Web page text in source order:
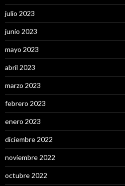
julio 2023
junio 2023
mayo 2023
abril 2023
marzo 2023
febrero 2023
enero 2023
diciembre 2022
noviembre 2022
octubre 2022